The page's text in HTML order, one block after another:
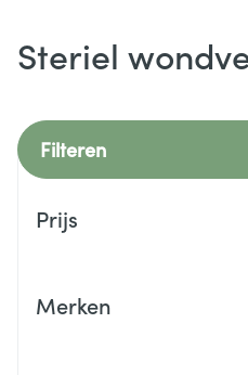
Steriel
Filteren
Prijs
Merken